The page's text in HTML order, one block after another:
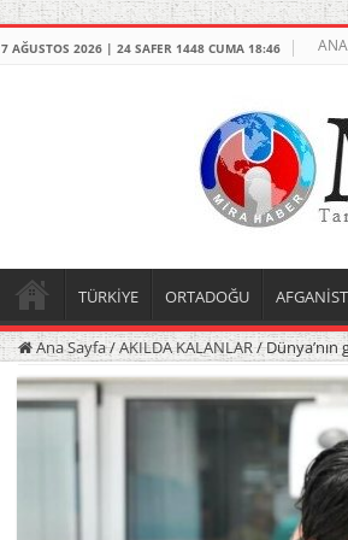
7 AĞUSTOS 2026 | 24 SAFER 1448 CUMA 18:46
TÜRKİYE ORTADOĞU
Ana Sayfa/AKILDA KALANLAR/